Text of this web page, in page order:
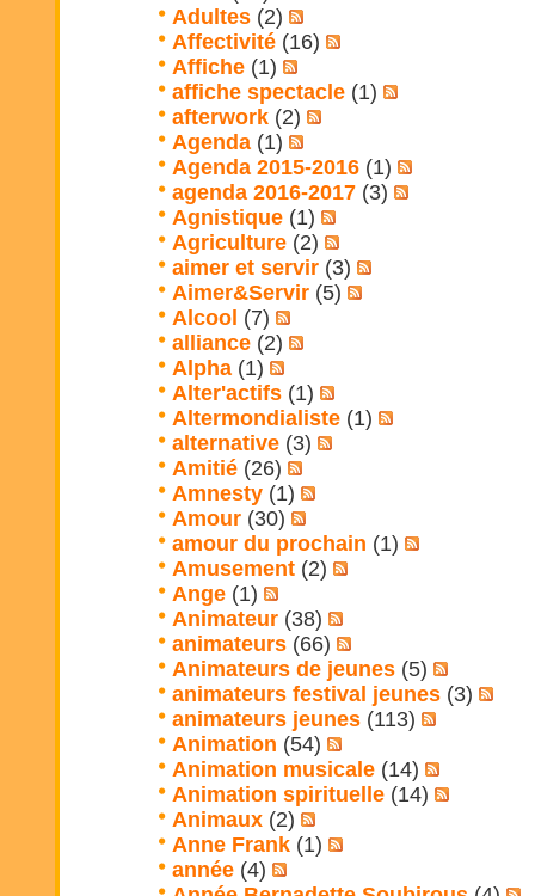
Adultes (2)
Affectivité (16)
Affiche (1)
affiche spectacle (1)
afterwork (2)
Agenda (1)
Agenda 2015-2016 (1)
agenda 2016-2017 (3)
Agnistique (1)
Agriculture (2)
aimer et servir (3)
Aimer&Servir (5)
Alcool (7)
alliance (2)
Alpha (1)
Alter'actifs (1)
Altermondialiste (1)
alternative (3)
Amitié (26)
Amnesty (1)
Amour (30)
amour du prochain (1)
Amusement (2)
Ange (1)
Animateur (38)
animateurs (66)
Animateurs de jeunes (5)
animateurs festival jeunes (3)
animateurs jeunes (113)
Animation (54)
Animation musicale (14)
Animation spirituelle (14)
Animaux (2)
Anne Frank (1)
année (4)